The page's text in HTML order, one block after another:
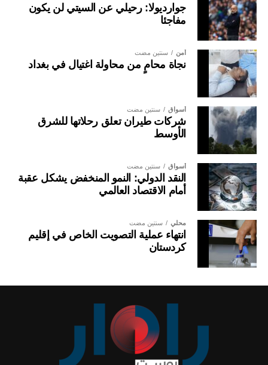
جوارديولا: رحيلي عن السيتي لن يكون
مفاجئا
أمن سنتين مضت
نجاة محامٍ من محاولة اغتيال في بغداد
أسواق سنتين مضت
شركات طيران تعلق رحلاتها للشرق
الأوسط
أسواق سنتين مضت
النقد الدولي: النمو المنخفض يشكل عقبة
أمام الاقتصاد العالمي
محلي سنتين مضت
انتهاء عملية التصويت الخاص في إقليم
كردستان